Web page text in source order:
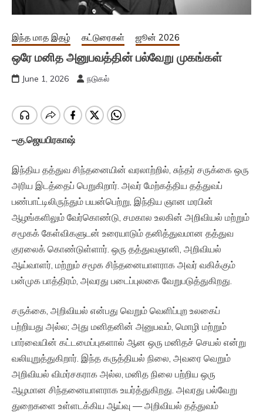
இந்த மாத இதழ் கட்டுரைகள் ஜூன் 2026
ஒரே மனித அனுபவத்தின் பல்வேறு முகங்கள்
June 1, 2026 நடுகல்
–கு.ஜெயபிரகாஷ்
இந்திய தத்துவ சிந்தனையின் வரலாற்றில், சுந்தர் சருக்கை ஒரு
அரிய இடத்தைப் பெறுகிறார். அவர் மேற்கத்திய தத்துவப்
பண்பாட்டிலிருந்தும் பயன்பெற்று, இந்திய ஞான மரபின்
ஆழங்களிலும் வேர்கொண்டு, சமகால உலகின் அறிவியல் மற்றும்
சமூகக் கேள்விகளுடன் உரையாடும் தனித்துவமான தத்துவ
குரலைக் கொண்டுள்ளார். ஒரு தத்துவஞானி, அறிவியல்
ஆய்வாளர், மற்றும் சமூக சிந்தனையாளராக அவர் வகிக்கும்
பன்முக பாத்திரம், அவரது படைப்புலகை வேறுபடுத்துகிறது.
சருக்கை, அறிவியல் என்பது வெறும் வெளிப்புற உலகைப்
பற்றியது அல்ல; அது மனிதனின் அனுபவம், மொழி மற்றும்
பார்வையின் கட்டமைப்புகளால் ஆன ஒரு மனிதச் செயல் என்று
வலியுறுத்துகிறார். இந்த கருத்தியல் நிலை, அவரை வெறும்
அறிவியல் விமர்சகராக அல்ல, மனித நிலை பற்றிய ஒரு
ஆழமான சிந்தனையாளராக உயர்த்துகிறது. அவரது பல்வேறு
துறைகளை உள்ளடக்கிய ஆய்வு — அறிவியல் தத்துவம்